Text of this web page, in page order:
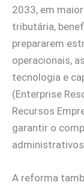
2033, em
tributária,
prepararem
operacionais,
tecnologia e
(Enterprise
Recursos
garantir o
A reforma